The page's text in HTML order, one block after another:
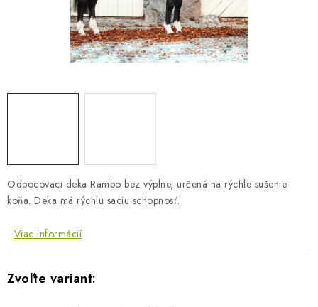
Obchodné podmienky
Dodacie podmienky
Podmienky ochrany osobných údajov
Napíšte nám
Odpocovaci deka Rambo bez výplne, určená na rýchle sušenie
koňa. Deka má rýchlu saciu schopnosť.
Viac informácií